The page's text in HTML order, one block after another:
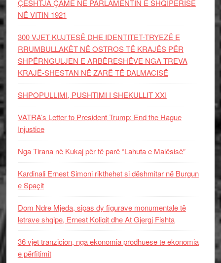
ÇËSHTJA ÇAME NË PARLAMENTIN E SHQIPËRISË
NË VITIN 1921
300 VJET KUJTESË DHE IDENTITET-TRYEZË E
RRUMBULLAKËT NË OSTROS TË KRAJËS PËR
SHPËRNGULJEN E ARBËRESHËVE NGA TREVA
KRAJË-SHESTAN NË ZARË TË DALMACISË
SHPOPULLIMI, PUSHTIMI I SHEKULLIT XXI
VATRA’s Letter to President Trump: End the Hague
Injustice
Nga Tirana në Kukaj për të parë “Lahuta e Malësisë”
Kardinali Ernest Simoni rikthehet si dëshmitar në Burgun
e Spaçit
Dom Ndre Mjeda, sipas dy figurave monumentale të
letrave shqipe, Ernest Koliqit dhe At Gjergj Fishta
36 vjet tranzicion, nga ekonomia prodhuese te ekonomia
e përfitimit